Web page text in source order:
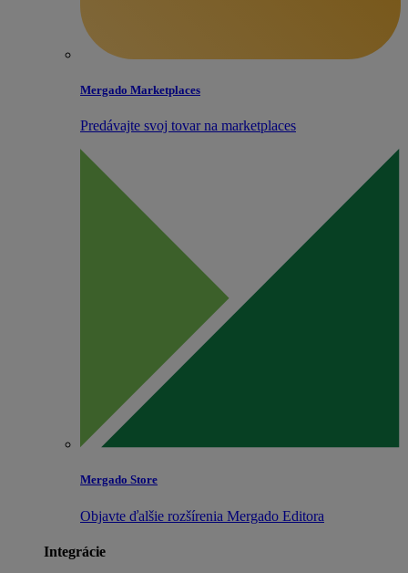
Mergado Marketplaces
Predávajte svoj tovar na marketplaces
Mergado Store
Objavte ďalšie rozšírenia Mergado Editora
Integrácie